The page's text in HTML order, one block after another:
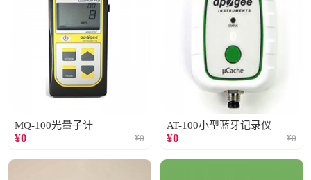
MQ-100光量子计
¥0 ¥0
AT-100小型蓝牙记录仪
¥0 ¥0